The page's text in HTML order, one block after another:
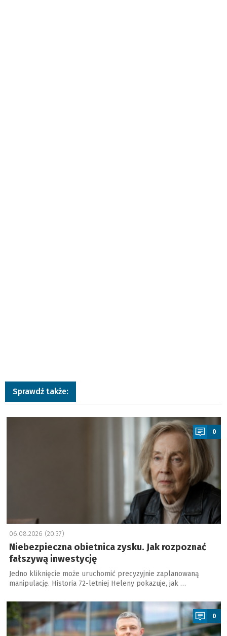
Sprawdź także:
a
0
06.08.2026 (20:37)
Niebezpieczna obietnica zysku. Jak rozpoznać
fałszywą inwestycję
Jedno kliknięcie może uruchomić precyzyjnie zaplanowaną
manipulację. Historia 72-letniej Heleny pokazuje, jak …
a
0